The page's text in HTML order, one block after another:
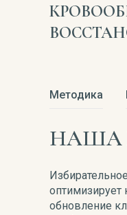
Методика
НАША
обновление